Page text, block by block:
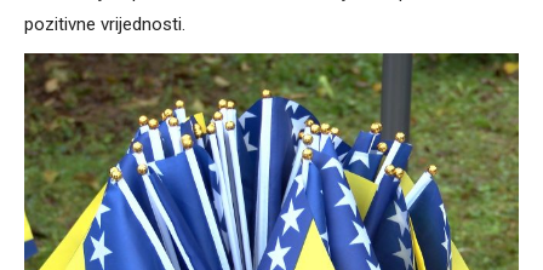
pozitivne vrijednosti.